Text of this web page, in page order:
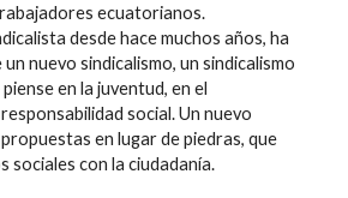
ecuatorianos.
desde hace muchos años, ha
nuevo sindicalismo, un sindicalismo
en la juventud, en el
social. Un nuevo
en lugar de piedras, que
sociales con la ciudadanía.